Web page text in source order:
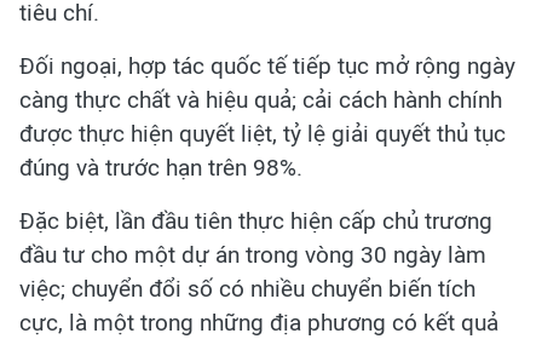
tiêu chí.
Đối ngoại, hợp tác quốc tế tiếp tục mở rộng ngày
càng thực chất và hiệu quả; cải cách hành chính
được thực hiện quyết liệt, tỷ lệ giải quyết thủ tục
đúng và trước hạn trên 98%.
Đặc biệt, lần đầu tiên thực hiện cấp chủ trương
đầu tư cho một dự án trong vòng 30 ngày làm
việc; chuyển đổi số có nhiều chuyển biến tích
cực, là một trong những địa phương có kết quả